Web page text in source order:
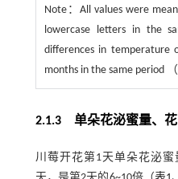
Note： All values were
lowercase letters in the
differences in temperature
months in the same period （
2.1.3 单朵花泌蜜量、
川莓开花第1天单朵花泌